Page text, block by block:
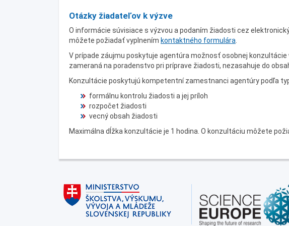
Otázky žiadateľov k výzve
O informácie súvisiace s výzvou a podaním žiadosti cez
môžete požiadať vyplnením kontaktného formulára
V prípade záujmu poskytuje agentúra možnosť osobnej konzultácie
zameraná na poradenstvo pri príprave žiadosti, nezasahuje do
Konzultácie poskytujú kompetentní zamestnanci agentúry podľa
formálnu kontrolu žiadosti a jej príloh
rozpočet žiadosti
vecný obsah žiadosti
Maximálna dĺžka konzultácie je 1 hodina. O konzultáciu môžete